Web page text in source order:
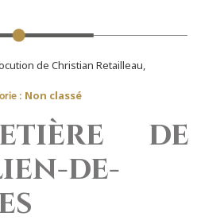
de Christian Retailleau,
: Non classé
de
de-